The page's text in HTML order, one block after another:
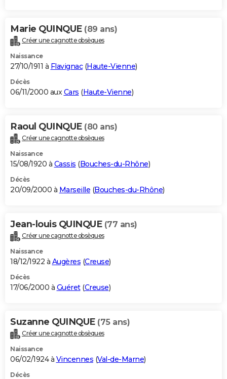
Marie QUINQUE (89 ans)
Créer une cagnotte obsèques
Naissance
27/10/1911 à Flavignac(Haute-Vienne)
Décès
06/11/2000 auxCars (Haute-Vienne)
Raoul QUINQUE (80 ans)
Créer une cagnotte obsèques
Naissance
15/08/1920 à Cassis (Bouches-du-Rhône)
Décès
20/09/2000 à Marseille (Bouches-du-Rhône)
Jean-louis QUINQUE (77 ans)
Créer une cagnotte obsèques
Naissance
18/12/1922 à Augères (Creuse)
Décès
17/06/2000 à Guéret(Creuse)
Suzanne QUINQUE (75 ans)
Créer une cagnotte obsèques
Naissance
06/02/1924 à Vincennes (Val-de-Marne)
Décès